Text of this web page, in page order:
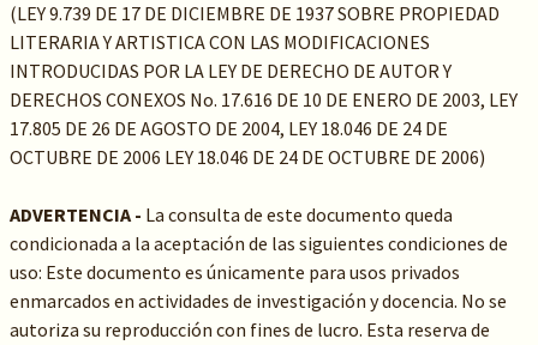
(LEY 9.739 DE 17 DE DICIEMBRE DE 1937 SOBRE PROPIEDAD
LITERARIA Y ARTISTICA CON LAS MODIFICACIONES
INTRODUCIDAS POR LA LEY DE DERECHO DE AUTOR Y
DERECHOS CONEXOS No. 17.616 DE 10 DE ENERO DE 2003, LEY
17.805 DE 26 DE AGOSTO DE 2004, LEY 18.046 DE 24 DE
OCTUBRE DE 2006 LEY 18.046 DE 24 DE OCTUBRE DE 2006)
ADVERTENCIA - La consulta de este documento queda
condicionada a la aceptación de las siguientes condiciones de
uso: Este documento es únicamente para usos privados
enmarcados en actividades de investigación y docencia. No se
autoriza su reproducción con fines de lucro. Esta reserva de